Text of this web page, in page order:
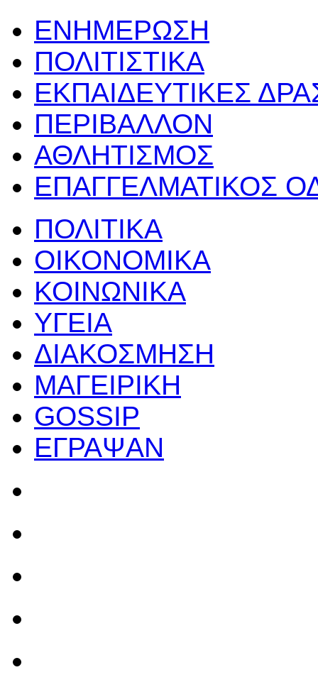
ΕΝΗΜΕΡΩΣΗ
ΠΟΛΙΤΙΣΤΙΚΑ
ΕΚΠΑΙΔΕΥΤΙΚΕΣ
ΠΕΡΙΒΑΛΛΟΝ
ΑΘΛΗΤΙΣΜΟΣ
ΕΠΑΓΓΕΛΜΑΤΙΚΟΣ
ΠΟΛΙΤΙΚΑ
ΟΙΚΟΝΟΜΙΚΑ
ΚΟΙΝΩΝΙΚΑ
ΥΓΕΙΑ
ΔΙΑΚΟΣΜΗΣΗ
ΜΑΓΕΙΡΙΚΗ
GOSSIP
ΕΓΡΑΨΑΝ